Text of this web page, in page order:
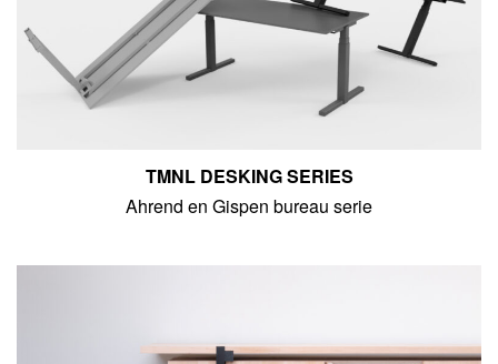
TMNL DESKING SERIES
Ahrend en Gispen bureau serie